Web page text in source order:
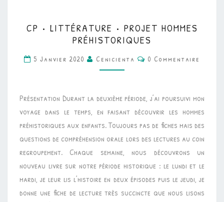
LITTÉRATURE
•
PROJET
PRÉHISTORIQUES
CP • LITTÉRATURE • PROJET HOMMES
PRÉHISTORIQUES
5 Janvier 2020 Cenicienta Commentaires
0 Commentaire
Présentation Durant la deuxième période, j’ai poursuivi mon
voyage dans le temps, en faisant découvrir les hommes
préhistoriques aux enfants. Toujours pas de fiches mais des
questions de compréhension orale lors des lectures au coin
regroupement. Chaque semaine, nous découvrons un
nouveau livre sur notre période historique : le lundi et le
mardi, je leur lis l’histoire en deux épisodes puis le jeudi, je
donne une fiche de lecture très succincte que nous lisons